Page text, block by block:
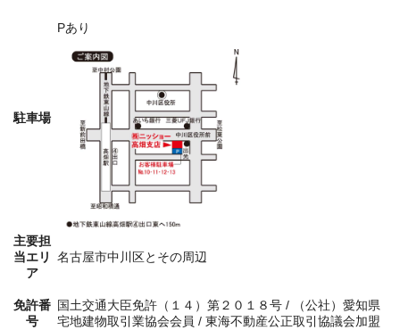
駐車場
Pあり
主要担
当エリ
ア
名古屋市中川区とその周辺
免許番
号
国土交通大臣免許（１４）第２０１８号 / （公社）愛知県
宅地建物取引業協会会員 / 東海不動産公正取引協議会加盟